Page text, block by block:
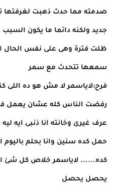
صدمته مما حدث ذهبت لغرفتها
جديد ولكنه دائما ما يكون السبب
ظلت فترة وهى على نفس الحال
سمعها تتحدث مع سمر
فرح:لاياسمر لا مش هو ده اللى
رفضت الناس كله عشان يعمل
عرف غيرى وخانته انا ذنبى ايه
حمل كده سنين وانا بحلم باليوم
كده...... لاياسمر خلاص كل شئ
يحصل يحصل